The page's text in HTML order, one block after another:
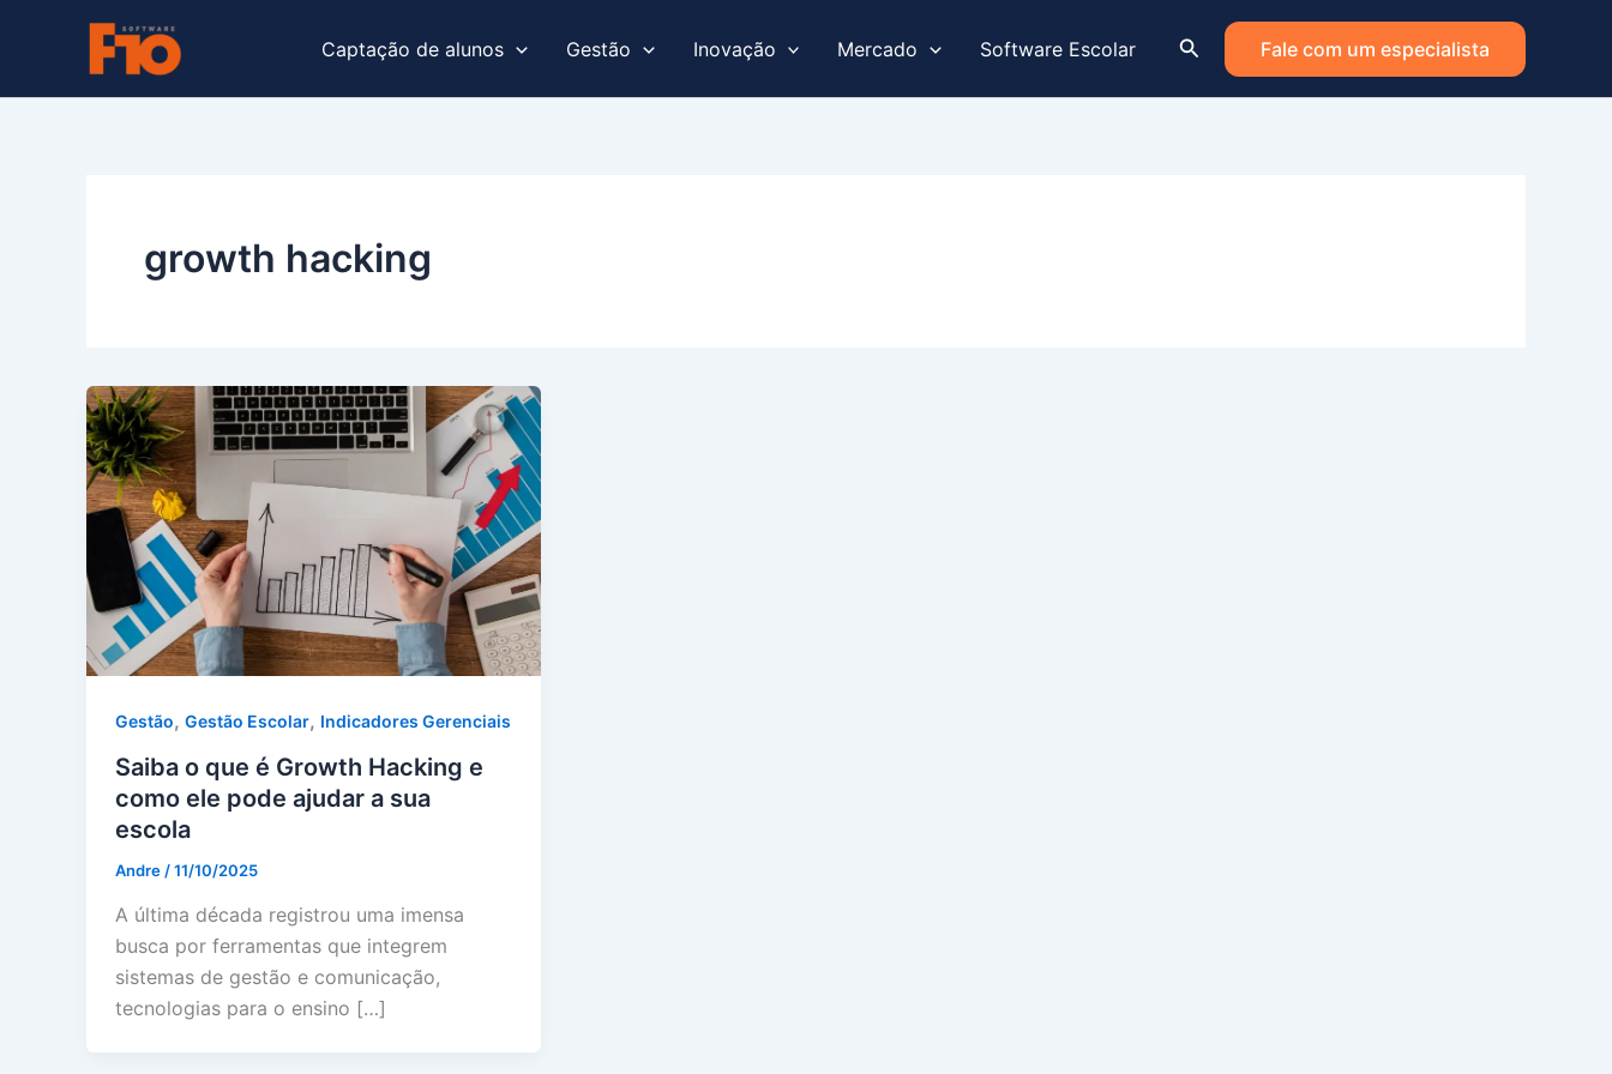
Captação de alunos Gestão Inovação Mercado Software Escolar PesquisarFale com um especialista
growth hacking
Gestão, Gestão Escolar, Indicadores Gerenciais
Saiba o que é Growth Hacking e
como ele pode ajudar a sua
escola
Andre /11/10/2025
A última década registrou uma imensa
busca por ferramentas que integrem
sistemas de gestão e comunicação,
tecnologias para o ensino […]